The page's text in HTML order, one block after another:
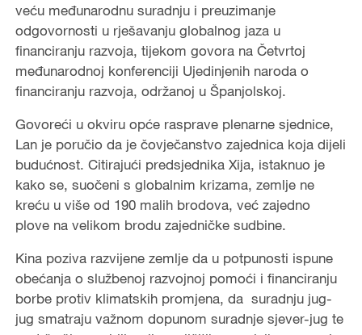
veću međunarodnu suradnju i preuzimanje
odgovornosti u rješavanju globalnog jaza u
financiranju razvoja, tijekom govora na Četvrtoj
međunarodnoj konferenciji Ujedinjenih naroda o
financiranju razvoja, održanoj u Španjolskoj.
Govoreći u okviru opće rasprave plenarne sjednice,
Lan je poručio da je čovječanstvo zajednica koja dijeli
budućnost. Citirajući predsjednika Xija, istaknuo je
kako se, suočeni s globalnim krizama, zemlje ne
kreću u više od 190 malih brodova, već zajedno
plove na velikom brodu zajedničke sudbine.
Kina poziva razvijene zemlje da u potpunosti ispune
obećanja o službenoj razvojnoj pomoći i financiranju
borbe protiv klimatskih promjena, da suradnju jug-
jug smatraju važnom dopunom suradnje sjever-jug te